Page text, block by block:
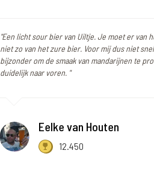
"Een licht sour bier van Uiltje. Je moet er van
niet zo van het zure bier. Voor mij dus niet
bijzonder om de smaak van mandarijnen te
duidelijk naar voren. "
Eelke van Houten
12.450